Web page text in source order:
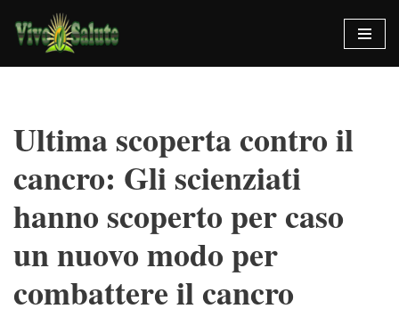
Vai
al
Ultima scoperta contro il
cancro: Gli scienziati
hanno scoperto per caso
un nuovo modo per
combattere il cancro